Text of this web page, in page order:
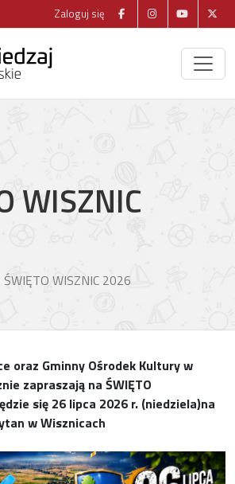
Zaloguj się
WISZNIC
ŚWIĘTO WISZNIC 2026
oraz Gminny Ośrodek Kultury w
zapraszają na ŚWIĘTO
się 26 lipca 2026 r. (niedziela)na
w Wisznicach